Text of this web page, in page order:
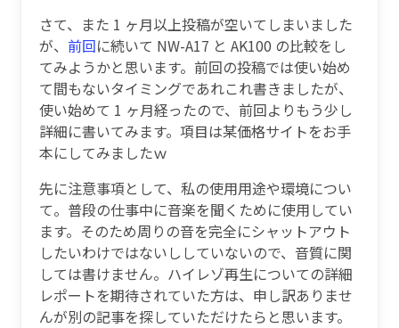
さて、また 1 ヶ月以上投稿が空いてしまいました
が、 前回に続いて NW-A17 と AK100 の比較をし
てみようかと思います。前回の投稿では使い始め
て間もないタイミングであれこれ書きましたが、
使い始めて 1 ヶ月経ったので、前回よりもう少し
詳細に書いてみます。項目は某価格サイトをお手
本にしてみましたｗ
先に注意事項として、私の使用用途や環境につい
て。普段の仕事中に音楽を聞くために使用してい
ます。そのため周りの音を完全にシャットアウト
したいわけではないししていないので、音質に関
しては書けません。ハイレゾ再生についての詳細
レポートを期待されていた方は、申し訳ありませ
んが別の記事を探していただけたらと思います。